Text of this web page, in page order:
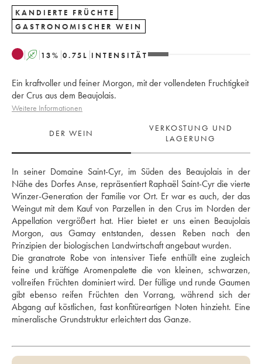
KANDIERTE FRÜCHTE
GASTRONOMISCHER WEIN
A 13% 0.75 L INTENSITÄT
Ein kraftvoller und feiner Morgon, mit der vollendeten Fruchtigkeit
der Crus aus dem Beaujolais.
Weitere Informationen
DER WEIN
VERKOSTUNG UND
LAGERUNG
In seiner Domaine Saint-Cyr, im Süden des Beaujolais in der
Nähe des Dorfes Anse, repräsentiert Raphaël Saint-Cyr die vierte
Winzer-Generation der Familie vor Ort. Er war es auch, der das
Weingut mit dem Kauf von Parzellen in den Crus im Norden der
Appellation vergrößert hat. Hier bietet er uns einen Beaujolais
Morgon, aus Gamay entstanden, dessen Reben nach den
Prinzipien der biologischen Landwirtschaft angebaut wurden.
Die granatrote Robe von intensiver Tiefe enthüllt eine zugleich
feine und kräftige Aromenpalette die von kleinen, schwarzen,
vollreifen Früchten dominiert wird. Der füllige und runde Gaumen
gibt ebenso reifen Früchten den Vorrang, während sich der
Abgang auf köstlichen, fast konfitüreartigen Noten hinzieht. Eine
mineralische Grundstruktur erleichtert das Ganze.